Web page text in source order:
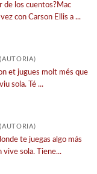
de los cuentos?Mac
con Carson Ellis a ...
et jugues molt més que
sola. Té ...
te juegas algo más
vive sola. Tiene...